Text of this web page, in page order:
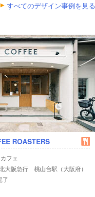
すべてのデザイン事例を見る
ROASTERS
フェ
大阪急行 桃山台駅（大阪府）
了